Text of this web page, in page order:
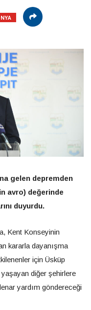
gelen depremden
avro) değerinde
duyurdu.
Kent Konseyinin
kararla dayanışma
için Üsküp
diğer şehirlere
yardım göndereceği